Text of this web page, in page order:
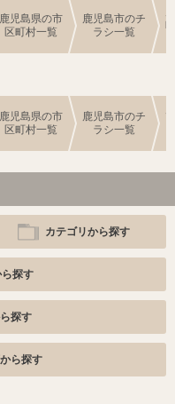
鹿児島県の市
区町村一覧
鹿児島市のチ
ラシ一覧
鹿児島県の市
区町村一覧
鹿児島市のチ
ラシ一覧
カテゴリから探す
探す
探す
ら探す